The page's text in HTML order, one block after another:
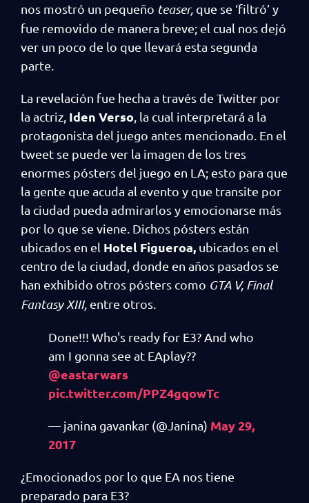
nos mostró un pequeño teaser, que se ‘filtró’ y
fue removido de manera breve; el cual nos dejó
ver un poco de lo que llevará esta segunda
parte.
La revelación fue hecha a través de Twitter por
la actriz, Iden Verso , la cual interpretará a la
protagonista del juego antes mencionado. En el
tweet se puede ver la imagen de los tres
enormes pósters del juego en LA; esto para que
la gente que acuda al evento y que transite por
la ciudad pueda admirarlos y emocionarse más
por lo que se viene. Dichos pósters están
ubicados en el Hotel Figueroa, ubicados en el
centro de la ciudad, donde en años pasados se
han exhibido otros pósters como GTA V, Final
Fantasy XIII, entre otros.
Done!!! Who's ready for E3? And who
am I gonna see at EAplay??
@eastarwars
pic.twitter.com/PPZ4gqowTc
— janina gavankar (@Janina) May 29,
2017
¿Emocionados por lo que EA nos tiene
preparado para E3?